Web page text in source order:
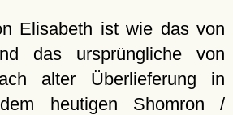
Elisabeth ist wie das von
das ursprüngliche von
alter Überlieferung in
heutigen Shomron /